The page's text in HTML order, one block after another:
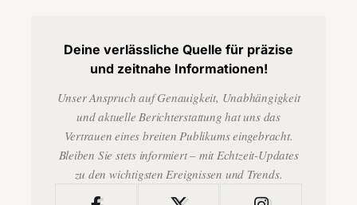
Deine verlässliche Quelle für präzise
und zeitnahe Informationen!
Unser Anspruch auf Genauigkeit, Unabhängigkeit
und aktuelle Berichterstattung hat uns das
Vertrauen eines breiten Publikums eingebracht.
Bleiben Sie stets informiert – mit Echtzeit-Updates
zu den wichtigsten Ereignissen und Trends.